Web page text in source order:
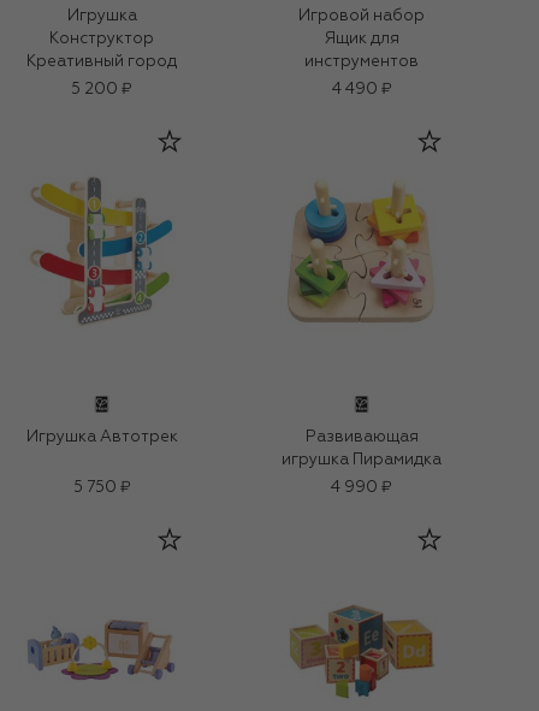
Игрушка
Конструктор
Креативный город
5 200 ₽
Игровой набор
Ящик для
инструментов
4 490 ₽
Игрушка Автотрек
5 750 ₽
Развивающая
игрушка Пирамидка
4 990 ₽